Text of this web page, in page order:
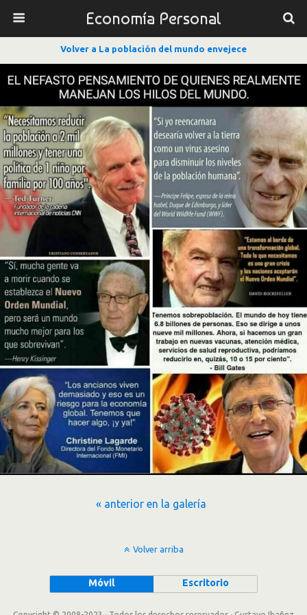
Economía Personal
Volver a La población del mundo envejece
« anterior en la galería
Volver arriba
Móvil Escritorio